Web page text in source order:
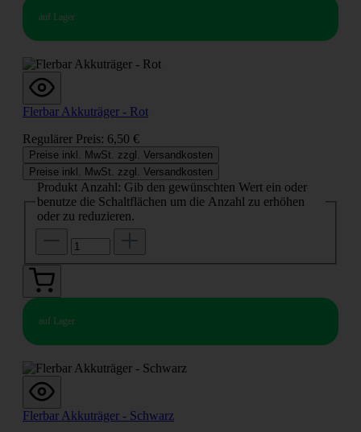
auf Lager
Flerbar Akkuträger - Rot
Regulärer Preis: 6,50 €
Preise inkl. MwSt. zzgl. Versandkosten
Preise inkl. MwSt. zzgl. Versandkosten
Produkt Anzahl: Gib den gewünschten Wert ein oder
benutze die Schaltflächen um die Anzahl zu erhöhen
oder zu reduzieren.
auf Lager
Flerbar Akkuträger - Schwarz